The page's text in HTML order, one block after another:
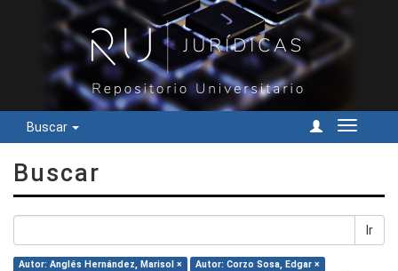
Buscar
Cambiar
Buscar
Ir
Autor: Anglés Hernández, Marisol ×
Autor: Corzo Sosa, Edgar ×